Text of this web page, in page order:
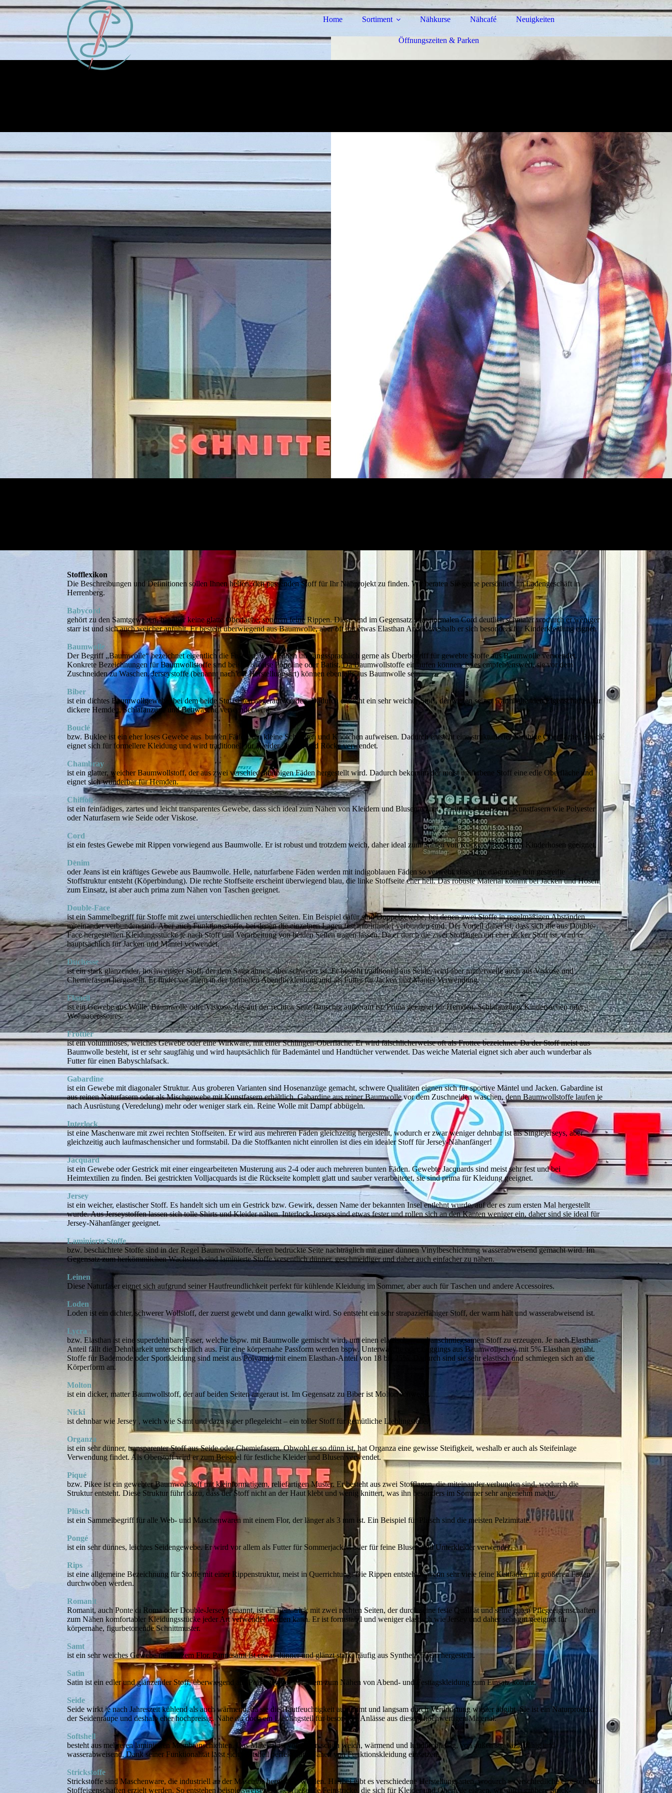
Home Sortiment Nähkurse Nähcafé Neuigkeiten
Öffnungszeiten & Parken
Stofflexikon
Die Beschreibungen und Definitionen sollen Ihnen helfen, den passenden Stoff für Ihr Nähprojekt zu finden. Wir beraten Sie gerne persönlich im Ladengeschäft in
Herrenberg.
Babycord
gehört zu den Samtgeweben, hat aber keine glatte Oberfäche, sondern feine Rippen. Diese sind im Gegensatz zum normalen Cord deutlich schmaler wodurch er weniger
starr ist und sich auch weicher anfühlt. Er besteht überwiegend aus Baumwolle, aber oft mit etwas Elasthan Anteil, weshalb er sich besonders für Kinderkleidung eignet.
Baumwolle
Der Begriff „Baumwolle“ bezeichnet eigentlich die Faserart, wird jedoch umgangssprachlich gerne als Überbegriff für gewebte Stoffe aus Baumwolle verwendet.
Konkrete Bezeichnungen für Baumwollstoffe sind beispielsweise Popeline oder Batist. Da Baumwollstoffe einlaufen können, ist es empfehlenswert, sie vor dem
Zuschneiden zu Waschen. Jerseystoffe (benannt nach der Herstellungsart) können ebenfalls aus Baumwolle sein.
Biber
ist ein dichtes Baumwollgewebe, bei dem beide Stoffseiten angeraut werden. Dadurch entsteht ein sehr weicher Stoff, der wegen seiner warmhaltenden Eigenschaften für
dickere Hemden, Schlafanzüge und Bettwäsche verwendet wird.
Bouclé
bzw. Buklee ist ein eher loses Gewebe aus bunten Fäden, die kleine Schlingen und Knötchen aufweisen. Dadurch entsteht eine strukturierte, unruhige Oberfläche. Bouclé
eignet sich für formellere Kleidung und wird traditionell für Kleider, Jacken und Röcke verwendet.
Chambray
ist ein glatter, weicher Baumwollstoff, der aus zwei verschiedenfarbigen Fäden hergestellt wird. Dadurch bekommt der meist unifarbene Stoff eine edle Oberfläche und
eignet sich wunderbar für Hemden.
Chiffon
ist ein feinfädiges, zartes und leicht transparentes Gewebe, dass sich ideal zum Nähen von Kleidern und Blusen eignet. Chiffon ist häufig aus Kunstfasern wie Polyester
oder Naturfasern wie Seide oder Viskose.
Cord
ist ein festes Gewebe mit Rippen vorwiegend aus Baumwolle. Er ist robust und trotzdem weich, daher ideal zum Nähen von Röcken, Hosen und Kinderhosen geeignet,
Denim
oder Jeans ist ein kräftiges Gewebe aus Baumwolle. Helle, naturfarbene Fäden werden mit indigoblauen Fäden so verwebt, dass eine diagonale, fein gestreifte
Stoffstruktur entsteht (Köperbindung). Die rechte Stoffseite erscheint überwiegend blau, die linke Stoffseite eher hell. Das robuste Material kommt bei Jacken und Hosen
zum Einsatz, ist aber auch prima zum Nähen von Taschen geeignet.
Double-Face
ist ein Sammelbegriff für Stoffe mit zwei unterschiedlichen rechten Seiten. Ein Beispiel dafür sind Doppelgewebe, bei denen zwei Stoffe in regelmäßigen Abständen
miteinander verbunden sind. Aber auch Funktionsstoffe, bei denen die einzelnen Lagen fest miteinander verbunden sind. Der Vorteil dabei ist, dass sich die aus Double-
Face hergestellten Kleidungsstücke je nach Stoff und Verarbeitung von beiden Seiten tragen lassen. Da er durch die zwei Stofflagen ein eher dicker Stoff ist, wird er
hauptsächlich für Jacken und Mäntel verwendet.
Duchesse
ist ein stark glänzender, hochwertiger Stoff, der dem Satin ähnelt, aber schwerer ist. Er besteht traditionell aus Seide, wird aber mittlerweile auch aus Viskose und
Chemiefasern hergestellt. Er findet vor allem in der formellen Abendbekleidung und als Futter für Jacken und Mäntel Verwendung.
Flanell
ist ein Gewebe aus Wolle, Baumwolle oder Viskose, das auf der rechten Seite flauschig aufgeraut ist. Prima geeignet für Hemden, Schlafanzüge, Kindersachen oder
Wohnaccessoires.
Frottier
ist ein voluminöses, weiches Gewebe oder eine Wirkware, mit einer Schlingen-Oberfläche. Er wird fälschlicherweise oft als Frottee bezeichnet. Da der Stoff meist aus
Baumwolle besteht, ist er sehr saugfähig und wird hauptsächlich für Bademäntel und Handtücher verwendet. Das weiche Material eignet sich aber auch wunderbar als
Futter für einen Babyschlafsack.
Gabardine
ist ein Gewebe mit diagonaler Struktur. Aus groberen Varianten sind Hosenanzüge gemacht, schwere Qualitäten eignen sich für sportive Mäntel und Jacken. Gabardine ist
aus reinen Naturfasern oder als Mischgewebe mit Kunstfasern erhältlich. Gabardine aus reiner Baumwolle vor dem Zuschneiden waschen, denn Baumwollstoffe laufen je
nach Ausrüstung (Veredelung) mehr oder weniger stark ein. Reine Wolle mit Dampf abbügeln.
Interlock
ist eine Maschenware mit zwei rechten Stoffseiten. Er wird aus mehreren Fäden gleichzeitig hergestellt, wodurch er zwar weniger dehnbar ist als Singlejerseys, aber
gleichzeitig auch laufmaschensicher und formstabil. Da die Stoffkanten nicht einrollen ist dies ein idealer Stoff für Jersey-Nähanfänger!
Jacquard
ist ein Gewebe oder Gestrick mit einer eingearbeiteten Musterung aus 2-4 oder auch mehreren bunten Fäden. Gewebte Jacquards sind meist sehr fest und bei
Heimtextilien zu finden. Bei gestrickten Volljacquards ist die Rückseite komplett glatt und sauber verarbeitetet, sie sind prima für Kleidung geeignet.
Jersey
ist ein weicher, elastischer Stoff. Es handelt sich um ein Gestrick bzw. Gewirk, dessen Name der bekannten Insel entlehnt wurde, auf der es zum ersten Mal hergestellt
wurde. Aus Jerseystoffen lassen sich tolle Shirts und Kleider nähen. Interlock-Jerseys sind etwas fester und rollen sich an den Kanten weniger ein, daher sind sie ideal für
Jersey-Nähanfänger geeignet.
Laminierte Stoffe
bzw. beschichtete Stoffe sind in der Regel Baumwollstoffe, deren bedruckte Seite nachträglich mit einer dünnen Vinylbeschichtung wasserabweisend gemacht wird. Im
Gegensatz zum herkömmlichen Wachstuch sind laminierte Stoffe wesentlich dünner, geschmeidiger und daher auch einfacher zu nähen.
Leinen
Diese Naturfaser eignet sich aufgrund seiner Hautfreundlichkeit perfekt für kühlende Kleidung im Sommer, aber auch für Taschen und andere Accessoires.
Loden
Loden ist ein dichter, schwerer Wollstoff, der zuerst gewebt und dann gewalkt wird. So entsteht ein sehr strapazierfähiger Stoff, der warm hält und wasserabweisend ist.
Lycra
bzw. Elasthan ist eine superdehnbare Faser, welche bspw. mit Baumwolle gemischt wird, um einen elastischen und anschmiegsamen Stoff zu erzeugen. Je nach Elasthan-
Anteil fällt die Dehnbarkeit unterschiedlich aus. Für eine körpernahe Passform werden bspw. Unterwäsche oder Leggings aus Baumwolljersey mit 5% Elasthan genäht.
Stoffe für Bademode oder Sportkleidung sind meist aus Polyamid mit einem Elasthan-Anteil von 18 bis 25%. Dadurch sind sie sehr elastisch und schmiegen sich an die
Körperform an.
Molton
ist ein dicker, matter Baumwollstoff, der auf beiden Seiten angeraut ist. Im Gegensatz zu Biber ist Molton schwerer.
Nicki
ist dehnbar wie Jersey , weich wie Samt und dazu super pflegeleicht – ein toller Stoff für gemütliche Lieblingsteile.
Organza
ist ein sehr dünner, transparenter Stoff aus Seide oder Chemiefasern. Obwohl er so dünn ist, hat Organza eine gewisse Steifigkeit, weshalb er auch als Steifeinlage
Verwendung findet. Als Oberstoff wird er zum Beispiel für festliche Kleider und Blusen verwendet.
Piqué
bzw. Pikee ist ein gewebter Baumwollstoff mit kleinformatigem, reliefartigen Muster. Er besteht aus zwei Stofflagen, die miteinander verbunden sind, wodurch die
Struktur entsteht. Diese Struktur führt dazu, dass der Stoff nicht an der Haut klebt und wenig knittert, was ihn besonders im Sommer sehr angenehm macht.
Plüsch
ist ein Sammelbegriff für alle Web- und Maschenwaren mit einem Flor, der länger als 3 mm ist. Ein Beispiel für Plüsch sind die meisten Pelzimitate.
Pongé
ist ein sehr dünnes, leichtes Seidengewebe. Er wird vor allem als Futter für Sommerjacken oder für feine Blusen und Unterkleider verwendet.
Rips
ist eine allgemeine Bezeichnung für Stoffe mit einer Rippenstruktur, meist in Querrichtung. Die Rippen entstehen, wenn sehr viele feine Kettfäden mit größeren Fäden
durchwoben werden.
Romanit
Romanit, auch Ponte di Roma oder Double-Jersey genannt, ist ein Feinstrick mit zwei rechten Seiten, der durch seine feste Qualität und seine guten Pflegeeigenschaften
zum Nähen komfortabler Kleidungsstücke jeder Art verwendet werden kann. Er ist formstabil und weniger elastisch wie Jersey und daher sehr gut geeignet für
körpernahe, figurbetonende Schnittmuster.
Samt
ist ein sehr weiches Gewebe mit kurzem Flor. Pannesamt ist etwas dünner und glänzt stark, häufig aus Synthetikfasern hergestellt.
Satin
Satin ist ein edler und glänzender Stoff, überwiegend aus Polyester, der vor allem zum Nähen von Abend- und Festtagskleidung zum Einsatz kommt.
Seide
Seide wirkt je nach Jahreszeit kühlend als auch wärmend, da sie die Hautfeuchtigkeit aufnimmt und langsam durch Verdunstung wieder abgibt. Sie ist ein Naturprodukt
der Seidenraupe und deshalb eher hochpreisig. Nähe dir doch ein Lieblingsteil für besondere Anlässe aus diesem hochwertigen Material.
Softshell
besteht aus mehreren laminierten Membranschichten. Das Material ist von innen schön weich, wärmend und luftdurchlässig, von außen strapazierfähig und
wasserabweisend. Dank seiner Funktionalität lässt sich Softshell perfekt zum Nähen von Funktionskleidung einsetzen.
Strickstoffe
Strickstoffe sind Maschenware, die industriell an der Maschine hergestellt werden. Hierbei gibt es verschiedene Herstellungsarten, wodurch unterschiedliche Optiken und
Stoffeigenschaften erzielt werden. So entstehen beispielsweise weiche, fließende Feinstricke, die sich für Kleider und Oberteile eignen, wie auch gröbere Strick-